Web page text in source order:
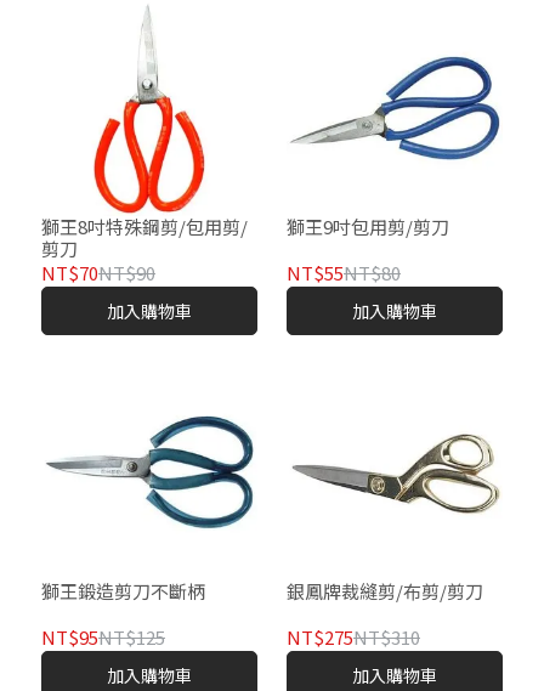
獅王8吋特殊鋼剪/包用剪/
剪刀
NT$70NT$90
加入購物車
獅王9吋包用剪/剪刀
NT$55NT$80
加入購物車
獅王鍛造剪刀不斷柄
NT$95NT$125
加入購物車
銀鳳牌裁縫剪/布剪/剪刀
NT$275NT$310
加入購物車